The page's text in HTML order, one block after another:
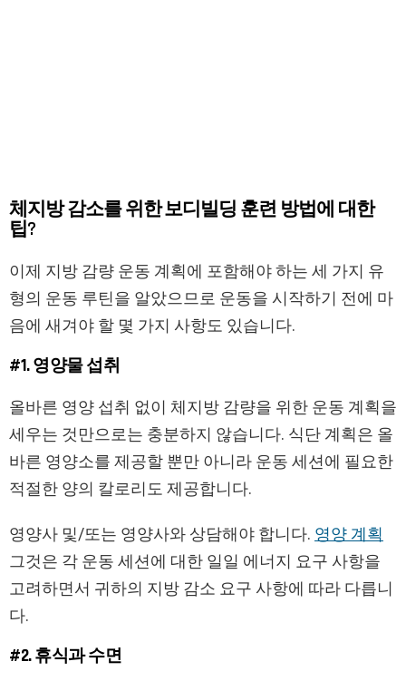
체지방 감소를 위한 보디빌딩 훈련 방법에 대한
팁?
이제 지방 감량 운동 계획에 포함해야 하는 세 가지 유
형의 운동 루틴을 알았으므로 운동을 시작하기 전에 마
음에 새겨야 할 몇 가지 사항도 있습니다.
#1. 영양물 섭취
올바른 영양 섭취 없이 체지방 감량을 위한 운동 계획을
세우는 것만으로는 충분하지 않습니다. 식단 계획은 올
바른 영양소를 제공할 뿐만 아니라 운동 세션에 필요한
적절한 양의 칼로리도 제공합니다.
영양사 및/또는 영양사와 상담해야 합니다. 영양 계획
그것은 각 운동 세션에 대한 일일 에너지 요구 사항을
고려하면서 귀하의 지방 감소 요구 사항에 따라 다릅니
다.
#2. 휴식과 수면